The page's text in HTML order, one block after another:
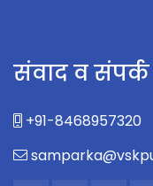
संवाद व संपर्क
+91-8468957320